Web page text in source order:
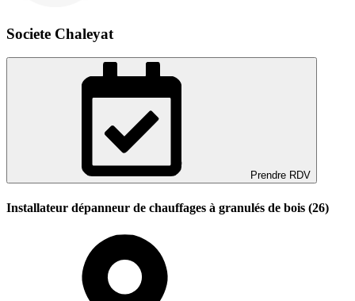
Societe Chaleyat
Prendre RDV
Installateur dépanneur de chauffages à granulés de bois (26)